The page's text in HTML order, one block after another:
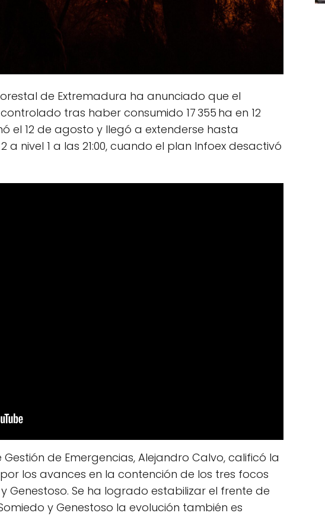
de Extremadura ha anunciado que el
tras haber consumido 17 355 ha en 12
el 12 de agosto y llegó a extenderse hasta
a nivel 1 a las 21:00, cuando el plan Infoex desactivó
Gestión de Emergencias, Alejandro Calvo, calificó la
los avances en la contención de los tres focos
Genestoso. Se ha logrado estabilizar el frente de
y Genestoso la evolución también es